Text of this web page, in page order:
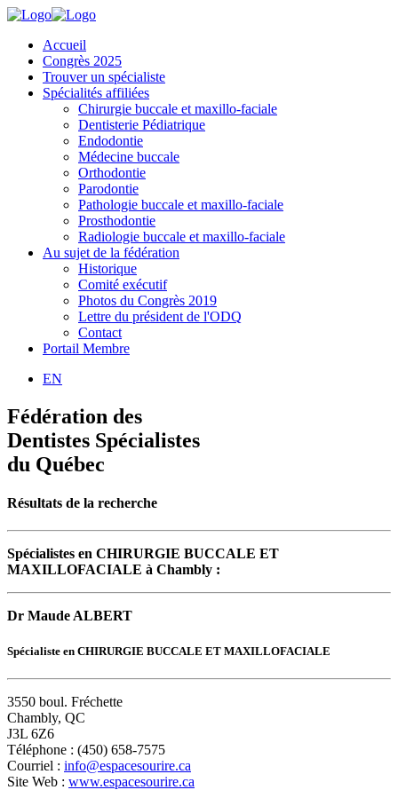
Accueil
Congrès 2025
Trouver un spécialiste
Spécialités affiliées
Chirurgie buccale et maxillo-faciale
Dentisterie Pédiatrique
Endodontie
Médecine buccale
Orthodontie
Parodontie
Pathologie buccale et maxillo-faciale
Prosthodontie
Radiologie buccale et maxillo-faciale
Au sujet de la fédération
Historique
Comité exécutif
Photos du Congrès 2019
Lettre du président de l'ODQ
Contact
Portail Membre
EN
Fédération des
Dentistes Spécialistes
du Québec
Résultats de la recherche
Spécialistes en CHIRURGIE BUCCALE ET
MAXILLOFACIALE à Chambly :
Dr Maude ALBERT
Spécialiste en CHIRURGIE BUCCALE ET MAXILLOFACIALE
3550 boul. Fréchette
Chambly, QC
J3L 6Z6
Téléphone : (450) 658-7575
Courriel : info@espacesourire.ca
Site Web : www.espacesourire.ca